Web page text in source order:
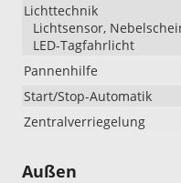
Lichttechnik
Lichtsensor,
LED-Tagfahrlicht
Pannenhilfe
Start/Stop-Automatik
Zentralverriegelung
Außen